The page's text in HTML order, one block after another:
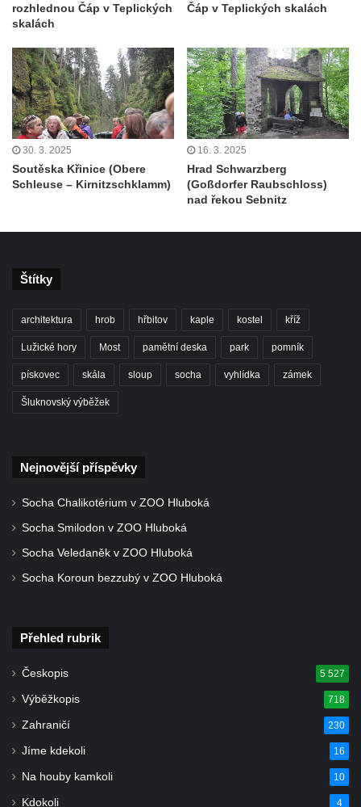
rozhlednou Čáp v Teplických
skalách
Čáp v Teplických skalách
30. 3. 2025
Soutěska Křinice (Obere
Schleuse – Kirnitzschklamm)
16. 3. 2025
Hrad Schwarzberg
(Goßdorfer Raubschloss)
nad řekou Sebnitz
Štítky
architektura hrob hřbitov kaple kostel kříž
Lužické hory Most pamětní deska park pomník
pískovec skála sloup socha vyhlídka zámek
Šluknovský výběžek
Nejnovější příspěvky
Socha Chalikotérium v ZOO Hluboká
Socha Smilodon v ZOO Hluboká
Socha Veledaněk v ZOO Hluboká
Socha Koroun bezzubý v ZOO Hluboká
Přehled rubrik
Českopis 5 527
Výběžkopis 718
Zahraničí 230
Jíme kdekoli 16
Na houby kamkoli 10
Kdokoli 4